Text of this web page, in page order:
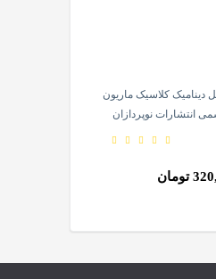
دینامیک کلاسیک ماریون
انتشارات نوپردازان
تومان